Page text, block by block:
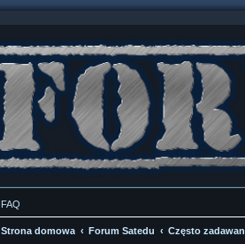
FAQ
Strona domowa Forum Satedu Często